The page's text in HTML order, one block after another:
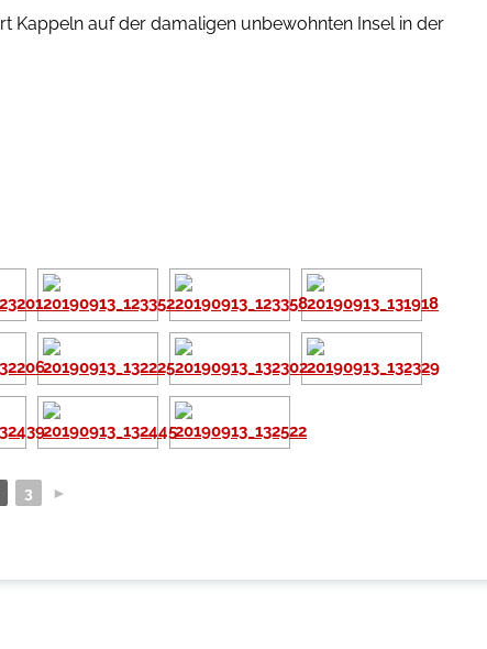
Kappeln auf der damaligen unbewohnten Insel in der
3 ►